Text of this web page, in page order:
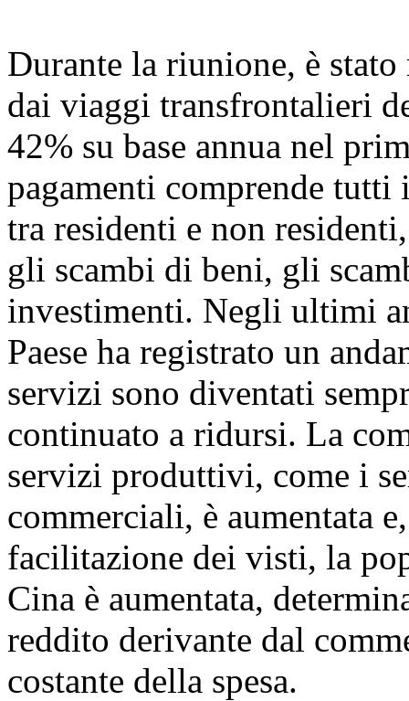
Durante la riunione, è
dai viaggi transfrontalieri
42% su base annua nel
pagamenti comprende
tra residenti e non
gli scambi di beni, gli
investimenti. Negli ultimi
Paese ha registrato un
servizi sono diventati
continuato a ridursi. La
servizi produttivi, come i
commerciali, è aumentata
facilitazione dei visti, la
Cina è aumentata,
reddito derivante dal
costante della spesa.